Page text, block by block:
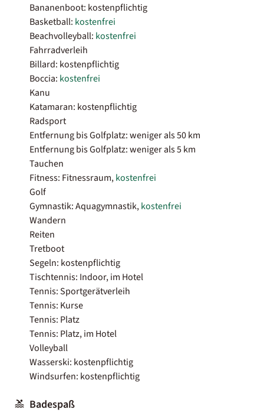
Bananenboot: kostenpflichtig
Basketball: kostenfrei
Beachvolleyball: kostenfrei
Fahrradverleih
Billard: kostenpflichtig
Boccia: kostenfrei
Kanu
Katamaran: kostenpflichtig
Radsport
Entfernung bis Golfplatz: weniger als 50 km
Entfernung bis Golfplatz: weniger als 5 km
Tauchen
Fitness: Fitnessraum,kostenfrei
Golf
Gymnastik: Aquagymnastik,kostenfrei
Wandern
Reiten
Tretboot
Segeln: kostenpflichtig
Tischtennis: Indoor, im Hotel
Tennis: Sportgerätverleih
Tennis: Kurse
Tennis: Platz
Tennis: Platz, im Hotel
Volleyball
Wasserski: kostenpflichtig
Windsurfen: kostenpflichtig
Badespaß